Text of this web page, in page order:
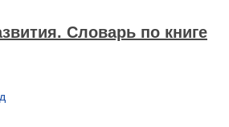
Словарь по книге